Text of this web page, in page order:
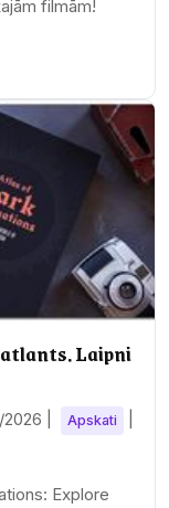
filmām!
Laipni
Apskati
Explore